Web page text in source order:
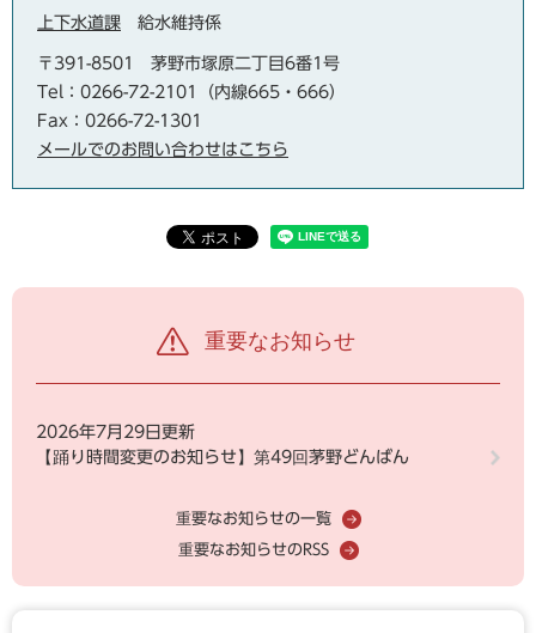
上下水道課 給水維持係
〒391-8501
茅野市塚原二丁目6番1号
Tel：0266-72-2101（内線665・666）
Fax：0266-72-1301
メールでのお問い合わせはこちら
重要なお知らせ
2026年7月29日更新
【踊り時間変更のお知らせ】第49回茅野どんばん
重要なお知らせの一覧
重要なお知らせのRSS